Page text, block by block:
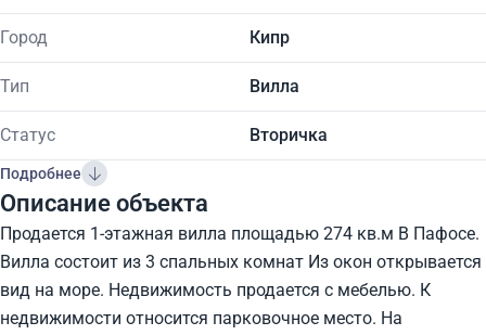
Город Кипр
Тип Вилла
Статус Вторичка
Подробнее
Описание объекта
Продается 1-этажная вилла площадью 274 кв.м В Пафосе.
Вилла состоит из 3 спальных комнат Из окон открывается
вид на море. Недвижимость продается с мебелью. К
недвижимости относится парковочное место. На